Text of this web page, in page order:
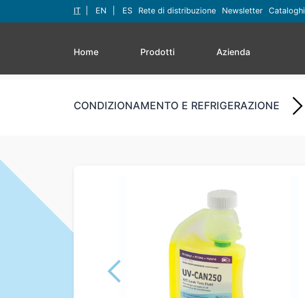
IT EN ES Rete di distribuzione Newsletter Cataloghi
Home Prodotti Azienda
CONDIZIONAMENTO E REFRIGERAZIONE